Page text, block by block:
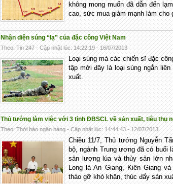
không mong muốn đã dẫn đến
cao, sức mua giảm mạnh làm cho
Nhận diện súng “lạ” của đặc công Việt Nam
Theo: Tin 247 - Cập nhật lúc: 14:22:19 - 16/07/2013
Loại súng mà các chiến sĩ đặc
tập mới đây là loại súng ngắn
xuất.
Thủ tướng làm việc với 3 tỉnh ĐBSCL về sản xuất, tiêu thụ
Theo: Thời báo ngân hàng - Cập nhật lúc: 14:44:43 - 12/07/2013
Chiều 11/7, Thủ tướng Nguyễn
bộ, ngành Trung ương đã có buổi
sản lượng lúa và thủy sản lớn
Long là An Giang, Kiên Giang
tháo gỡ khó khăn, thúc đẩy sản